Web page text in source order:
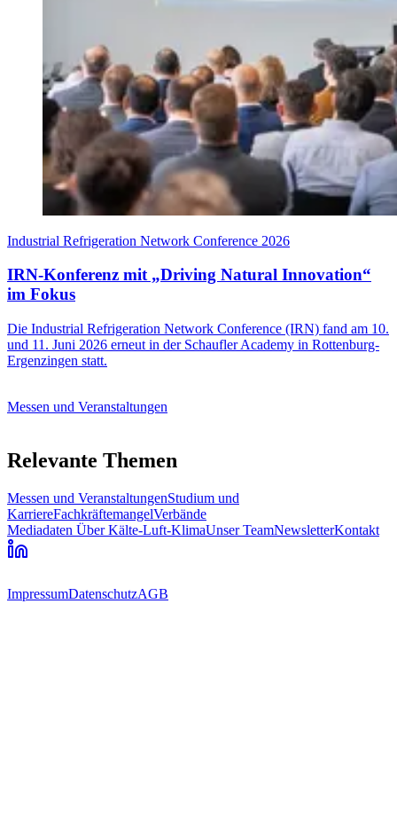
Industrial Refrigeration Network Conference 2026
IRN-Konferenz mit „Driving Natural Innovation“
im Fokus
Die Industrial Refrigeration Network Conference (IRN) fand am 10.
und 11. Juni 2026 erneut in der Schaufler Academy in Rottenburg-
Ergenzingen statt.
Messen und Veranstaltungen
Relevante Themen
Messen und VeranstaltungenStudium und
KarriereFachkräftemangelVerbände
Mediadaten Über Kälte-Luft-KlimaUnser TeamNewsletterKontakt
ImpressumDatenschutzAGB